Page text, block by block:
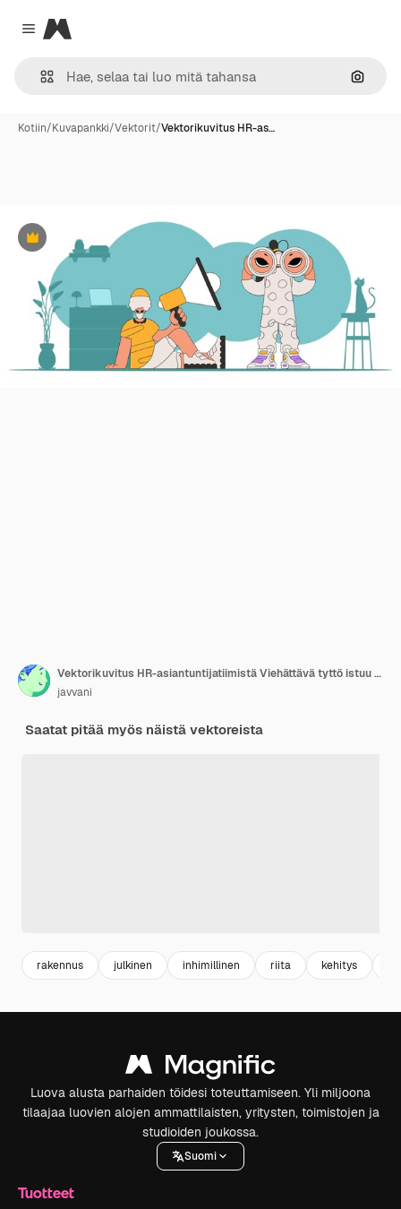
Close menu
Magnific
Hae
Kotiin/Kuvapankki/Vektorit/Vektorikuvitus HR-as…
Premium
Vektorikuvitus HR-asiantuntijatiimistä Viehättävä tyttö istuu tuolissa ja pitelee megafonia kädessään
javvani
Saatat pitää myös näistä vektoreista
rakennus julkinen inhimillinen riita kehitys
Luova alusta parhaiden töidesi toteuttamiseen. Yli miljoona
tilaajaa luovien alojen ammattilaisten, yritysten, toimistojen ja
studioiden joukossa.
Suomi
Tuotteet